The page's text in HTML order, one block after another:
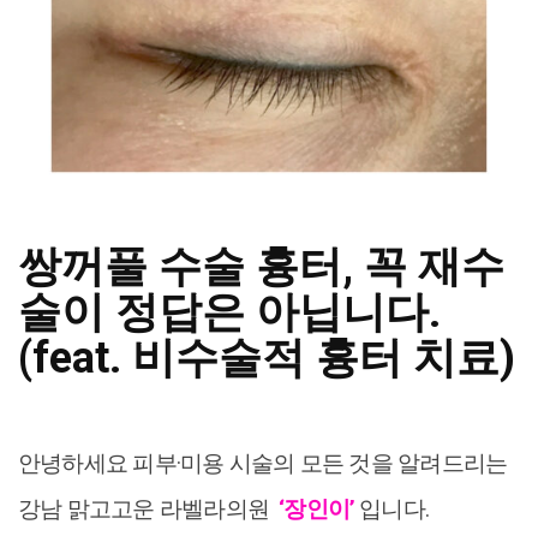
쌍꺼풀 수술 흉터, 꼭 재수
술이 정답은 아닙니다.
(feat. 비수술적 흉터 치료)
안녕하세요 피부·미용 시술의 모든 것을 알려드리는
강남 맑고고운 라벨라의원 ‘장인이’ 입니다.